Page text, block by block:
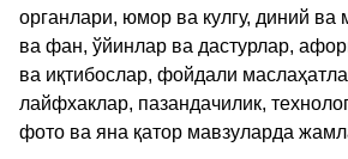
органлари, юмор ва кулгу, диний
ва фан, ўйинлар ва дастурлар,
ва иқтибослар, фойдали
лайфхаклар, пазандачилик,
фото ва яна қатор мавзуларда